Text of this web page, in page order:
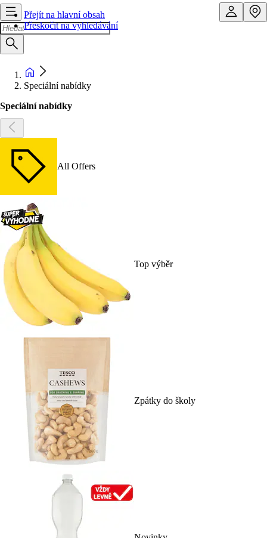
Přejít na hlavní obsah
Přeskočit na vyhledávání
Speciální nabídky
Speciální nabídky
All Offers
Top výběr
Zpátky do školy